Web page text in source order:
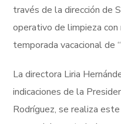
través de la dirección de
operativo de limpieza
temporada vacacional de
La directora Liria
indicaciones de la
Rodríguez, se realiza